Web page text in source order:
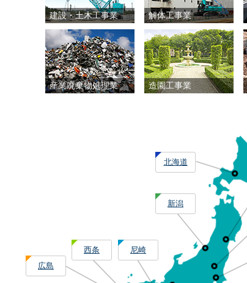
建設・土木工事業 解体工事業
産業廃棄物処理業 造園工事業
北海道
新潟
尼崎
西条
広島